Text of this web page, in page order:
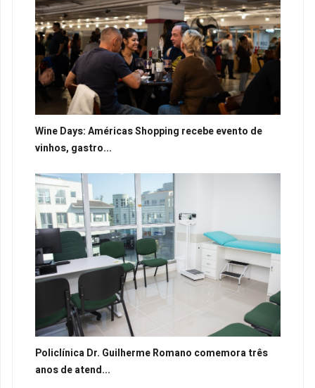
Wine Days: Américas Shopping recebe evento de
vinhos, gastro...
Policlínica Dr. Guilherme Romano comemora três
anos de atend...